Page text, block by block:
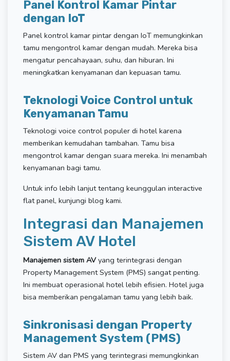
Panel Kontrol Kamar Pintar
dengan IoT
Panel kontrol kamar pintar dengan IoT memungkinkan
tamu mengontrol kamar dengan mudah. Mereka bisa
mengatur pencahayaan, suhu, dan hiburan. Ini
meningkatkan kenyamanan dan kepuasan tamu.
Teknologi Voice Control untuk
Kenyamanan Tamu
Teknologi voice control populer di hotel karena
memberikan kemudahan tambahan. Tamu bisa
mengontrol kamar dengan suara mereka. Ini menambah
kenyamanan bagi tamu.
Untuk info lebih lanjut tentang keunggulan interactive
flat panel, kunjungi blog kami.
Integrasi dan Manajemen
Sistem AV Hotel
Manajemen sistem AVyang terintegrasi dengan
Property Management System (PMS) sangat penting.
Ini membuat operasional hotel lebih efisien. Hotel juga
bisa memberikan pengalaman tamu yang lebih baik.
Sinkronisasi dengan Property
Management System (PMS)
Sistem AV dan PMS yang terintegrasi memungkinkan